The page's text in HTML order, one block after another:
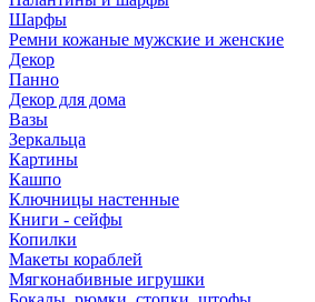
Шарфы
Ремни кожаные мужские и женские
Декор
Панно
Декор для дома
Вазы
Зеркальца
Картины
Кашпо
Ключницы настенные
Книги - сейфы
Копилки
Макеты кораблей
Мягконабивные игрушки